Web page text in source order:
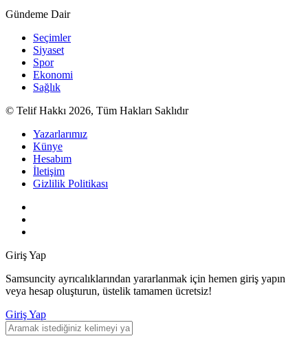
Gündeme Dair
Seçimler
Siyaset
Spor
Ekonomi
Sağlık
© Telif Hakkı 2026, Tüm Hakları Saklıdır
Yazarlarımız
Künye
Hesabım
İletişim
Gizlilik Politikası
Giriş Yap
Samsuncity ayrıcalıklarından yararlanmak için hemen giriş yapın
veya hesap oluşturun, üstelik tamamen ücretsiz!
Giriş Yap